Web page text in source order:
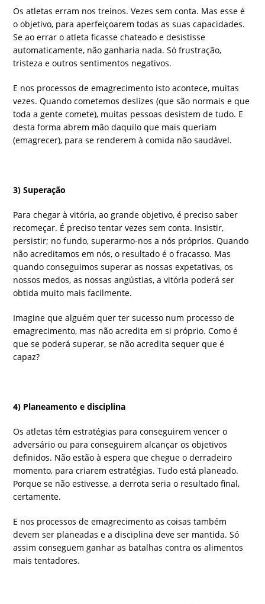
Os atletas erram nos treinos. Vezes sem conta. Mas esse é
o objetivo, para aperfeiçoarem todas as suas capacidades.
Se ao errar o atleta ficasse chateado e desistisse
automaticamente, não ganharia nada. Só frustração,
tristeza e outros sentimentos negativos.
E nos processos de emagrecimento isto acontece, muitas
vezes. Quando cometemos deslizes (que são normais e que
toda a gente comete), muitas pessoas desistem de tudo. E
desta forma abrem mão daquilo que mais queriam
(emagrecer), para se renderem à comida não saudável.
3) Superação
Para chegar à vitória, ao grande objetivo, é preciso saber
recomeçar. É preciso tentar vezes sem conta. Insistir,
persistir; no fundo, superarmo-nos a nós próprios. Quando
não acreditamos em nós, o resultado é o fracasso. Mas
quando conseguimos superar as nossas expetativas, os
nossos medos, as nossas angústias, a vitória poderá ser
obtida muito mais facilmente.
Imagine que alguém quer ter sucesso num processo de
emagrecimento, mas não acredita em si próprio. Como é
que se poderá superar, se não acredita sequer que é
capaz?
4) Planeamento e disciplina
Os atletas têm estratégias para conseguirem vencer o
adversário ou para conseguirem alcançar os objetivos
definidos. Não estão à espera que chegue o derradeiro
momento, para criarem estratégias. Tudo está planeado.
Porque se não estivesse, a derrota seria o resultado final,
certamente.
E nos processos de emagrecimento as coisas também
devem ser planeadas e a disciplina deve ser mantida. Só
assim conseguem ganhar as batalhas contra os alimentos
mais tentadores.